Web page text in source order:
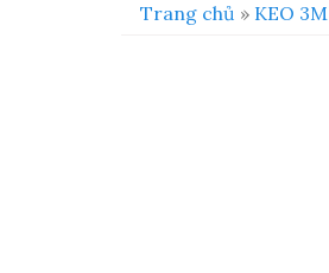
Trang chủ » KEO 3M